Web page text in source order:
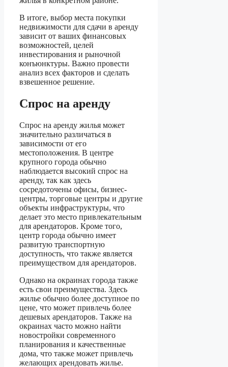
В итоге, выбор места покупки
недвижимости для сдачи в аренду
зависит от ваших финансовых
возможностей, целей
инвестирования и рыночной
конъюнктуры. Важно провести
анализ всех факторов и сделать
взвешенное решение.
Спрос на аренду
Спрос на аренду жилья может
значительно различаться в
зависимости от его
местоположения. В центре
крупного города обычно
наблюдается высокий спрос на
аренду, так как здесь
сосредоточены офисы, бизнес-
центры, торговые центры и другие
объекты инфраструктуры, что
делает это место привлекательным
для арендаторов. Кроме того,
центр города обычно имеет
развитую транспортную
доступность, что также является
преимуществом для арендаторов.
Однако на окраинах города также
есть свои преимущества. Здесь
жилье обычно более доступное по
цене, что может привлечь более
дешевых арендаторов. Также на
окраинах часто можно найти
новостройки современного
планирования и качественные
дома, что также может привлечь
желающих арендовать жилье.